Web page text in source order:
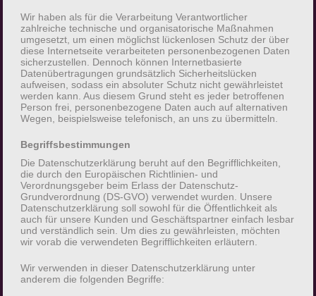
grundsätzlich ohne jede Angabe
personenbezogener Daten möglich. Sofern eine
betroffene Person besondere Services unseres
Unternehmens über unsere Internetseite in
Anspruch nehmen möchte, könnte jedoch eine
Verarbeitung personenbezogener Daten
erforderlich werden. Ist die Verarbeitung
personenbezogener Daten erforderlich und
besteht für eine solche Verarbeitung keine
gesetzliche Grundlage, holen wir generell eine
Einwilligung der betroffenen Person ein.
Die Verarbeitung personenbezogener Daten,
beispielsweise des Namens, der Anschrift, E-Mail-
Person, erfolgt stets im Einklang mit der
Wir haben als für die Verarbeitung Verantwortlicher
zahlreiche technische und organisatorische Maßnahmen
umgesetzt, um einen möglichst lückenlosen Schutz der über
diese Internetseite verarbeiteten personenbezogenen Daten
sicherzustellen. Dennoch können Internetbasierte
Datenübertragungen grundsätzlich Sicherheitslücken
aufweisen, sodass ein absoluter Schutz nicht gewährleistet
werden kann. Aus diesem Grund steht es jeder betroffenen
Person frei, personenbezogene Daten auch auf alternativen
Wegen, beispielsweise telefonisch, an uns zu übermitteln.
Begriffsbestimmungen
Die Datenschutzerklärung beruht auf den Begrifflichkeiten,
die durch den Europäischen Richtlinien- und
Verordnungsgeber beim Erlass der Datenschutz-
Grundverordnung (DS-GVO) verwendet wurden. Unsere
Datenschutzerklärung soll sowohl für die Öffentlichkeit als
auch für unsere Kunden und Geschäftspartner einfach lesbar
und verständlich sein. Um dies zu gewährleisten, möchten
wir vorab die verwendeten Begrifflichkeiten erläutern.
Wir verwenden in dieser Datenschutzerklärung unter
anderem die folgenden Begriffe: